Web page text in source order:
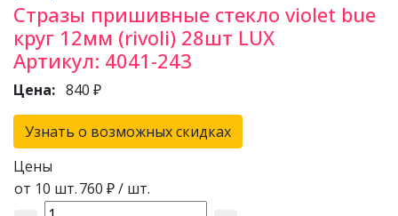
Стразы пришивные стекло violet bue
круг 12мм (rivoli) 28шт LUX
Артикул: 4041-243
Цена: 840 ₽
Узнать о возможных скидках
Цены
от 10 шт.760 ₽/ шт.